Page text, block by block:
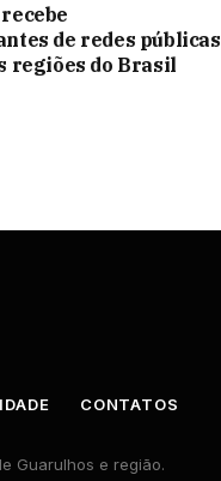
de redes públicas
regiões do Brasil
CONTATOS
Guarulhos e região.